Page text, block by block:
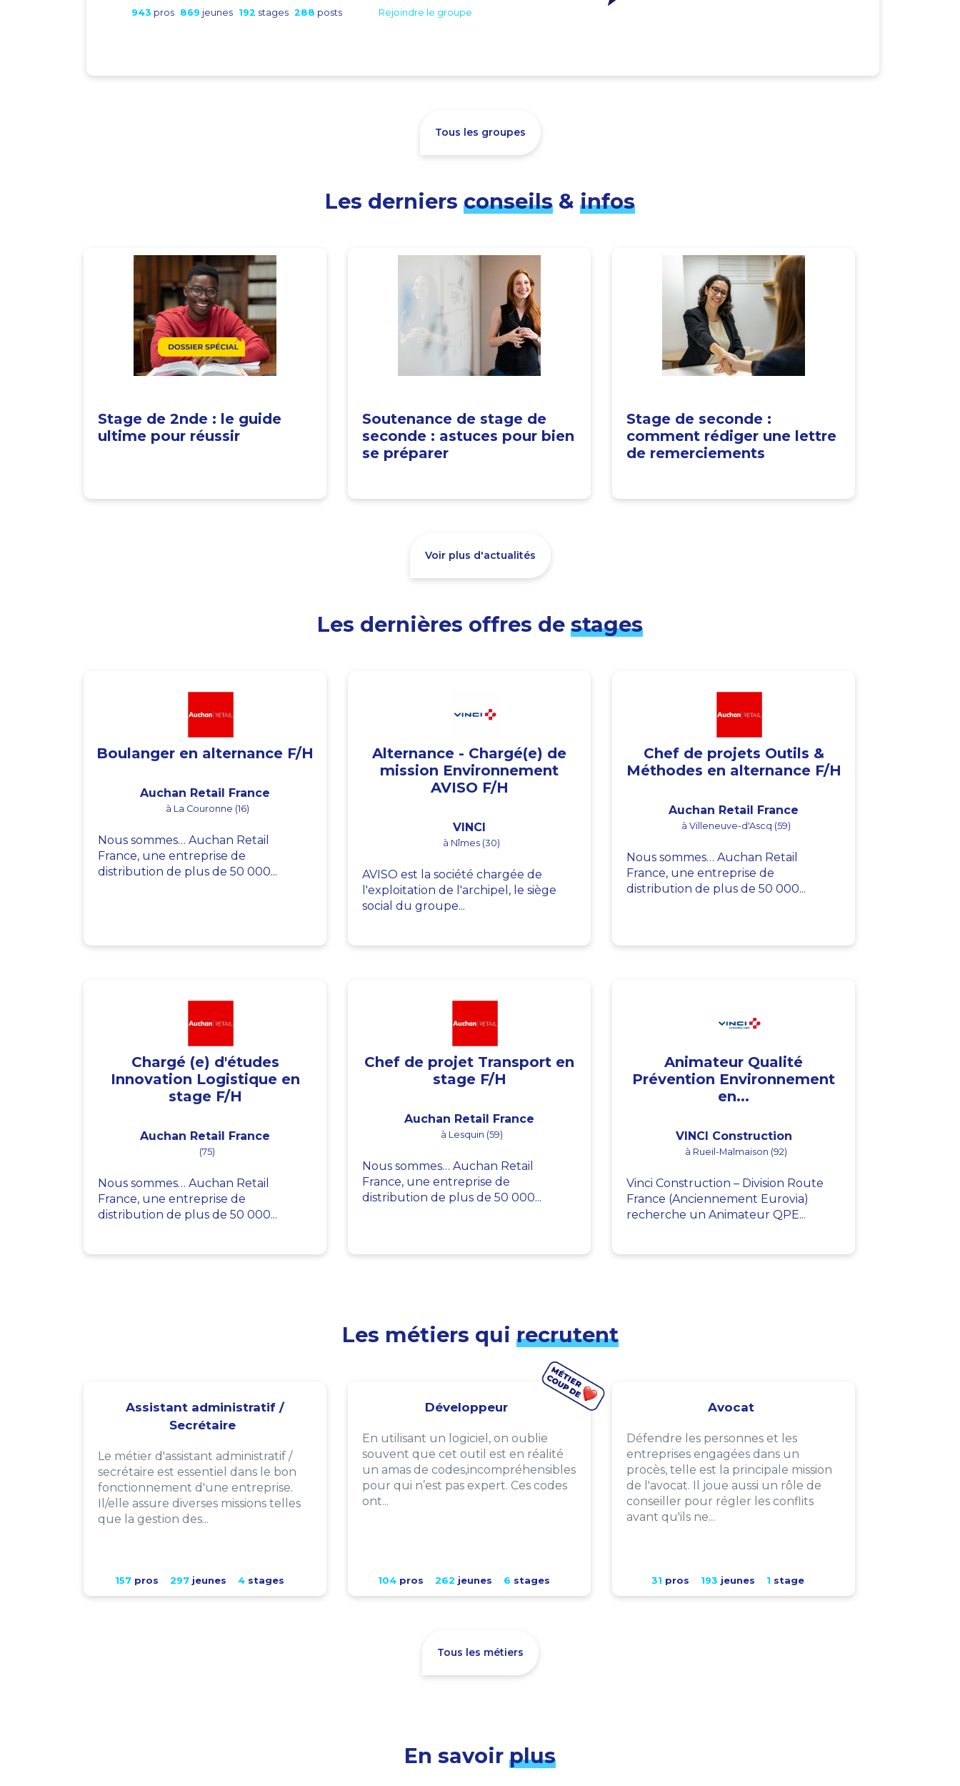
943 pros 869 jeunes 192 stages 288 posts Rejoindre le groupe
Tous les groupes
Les derniers conseils & infos
Stage de 2nde : le guide
ultime pour réussir
Soutenance de stage de
seconde : astuces pour bien
se préparer
Stage de seconde :
comment rédiger une lettre
de remerciements
Voir plus d'actualités
Les dernières offres de stages
Boulanger en alternance F/H
Auchan Retail France
à La Couronne (16)
Nous sommes… Auchan Retail
France, une entreprise de
distribution de plus de 50 000...
Alternance - Chargé(e) de
mission Environnement
AVISO F/H
VINCI
à Nîmes (30)
AVISO est la société chargée de
l'exploitation de l'archipel, le siège
social du groupe...
Chef de projets Outils &
Méthodes en alternance F/H
Auchan Retail France
à Villeneuve-d'Ascq (59)
Nous sommes… Auchan Retail
France, une entreprise de
distribution de plus de 50 000...
Chargé (e) d'études
Innovation Logistique en
stage F/H
Auchan Retail France
(75)
Nous sommes… Auchan Retail
France, une entreprise de
distribution de plus de 50 000...
Chef de projet Transport en
stage F/H
Auchan Retail France
à Lesquin (59)
Nous sommes… Auchan Retail
France, une entreprise de
distribution de plus de 50 000...
Animateur Qualité
Prévention Environnement
en...
VINCI Construction
à Rueil-Malmaison (92)
Vinci Construction – Division Route
France (Anciennement Eurovia)
recherche un Animateur QPE...
Les métiers qui recrutent
Assistant administratif /
Secrétaire
Le métier d'assistant administratif /
secrétaire est essentiel dans le bon
fonctionnement d'une entreprise.
Il/elle assure diverses missions telles
que la gestion des...
157pros 297jeunes 4stages
Développeur
En utilisant un logiciel, on oublie
souvent que cet outil est en réalité
un amas de codes,incompréhensibles
pour qui n’est pas expert. Ces codes
ont...
104pros 262 jeunes 6 stages
Avocat
Défendre les personnes et les
entreprises engagées dans un
procès, telle est la principale mission
de l'avocat. Il joue aussi un rôle de
conseiller pour régler les conflits
avant qu'ils ne...
31 pros 193 jeunes 1 stage
Tous les métiers
En savoir plus